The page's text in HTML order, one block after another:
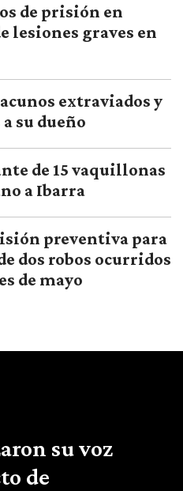
de prisión en
lesiones graves en
extraviados y
su dueño
de 15 vaquillonas
a Ibarra
preventiva para
dos robos ocurridos
de mayo
su voz
de